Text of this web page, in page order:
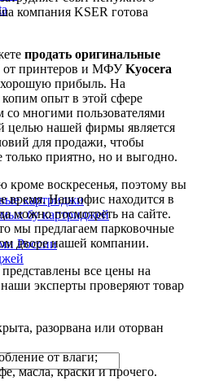
картриджи
бу картриджей
России
компания KSER готова
продать оригинальные
от принтеров и МФУKyocera
прибыль. На
опыт в этой сфере
со многими пользователями
целью нашей фирмы является
для продажи, чтобы
приятно, но и выгодно.
воскресенья, поэтому вы
время. Наш офис находится в
можно посмотреть на сайте.
мы предлагаем парковочные
дворе нашей компании.
представлены все цены на
эксперты проверяют товар
разорвана или оторван
от влаги;
масла, краски и прочего.